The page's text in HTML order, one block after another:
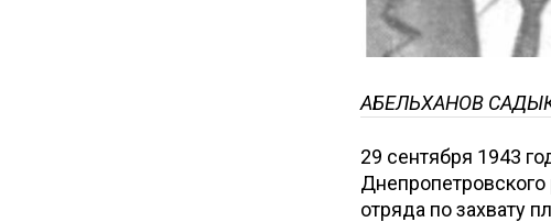
АБЕЛЬХАНОВ САДЫК
29 сентября 1943
отряда по захвату